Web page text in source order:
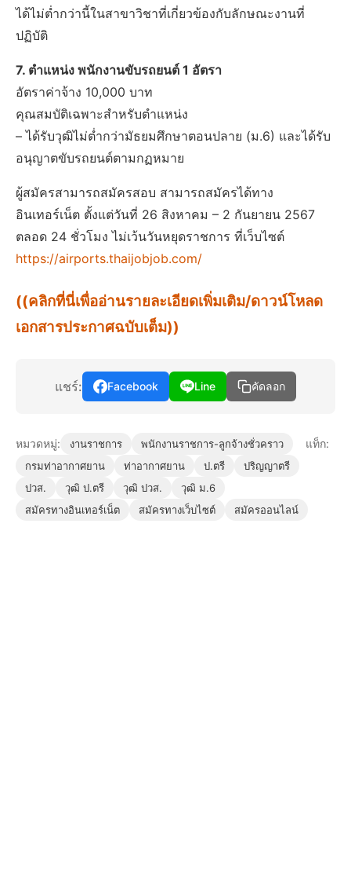
ได้ไม่ต่ำกว่านี้ในสาขาวิชาที่เกี่ยวข้องกับลักษณะงานที่
ปฏิบัติ
7. ตำแหน่ง พนักงานขับรถยนต์ 1 อัตรา
อัตราค่าจ้าง 10,000 บาท
คุณสมบัติเฉพาะสำหรับตำแหน่ง
– ได้รับวุฒิไม่ต่ำกว่ามัธยมศึกษาตอนปลาย (ม.6) และได้รับ
อนุญาตขับรถยนต์ตามกฏหมาย
ผู้สมัครสามารถสมัครสอบ สามารถสมัครได้ทาง
อินเทอร์เน็ต ตั้งแต่วันที่ 26 สิงหาคม – 2 กันยายน 2567
ตลอด 24 ชั่วโมง ไม่เว้นวันหยุดราชการ ที่เว็บไซต์
https://airports.thaijobjob.com/
((คลิกที่นี่เพื่ออ่านรายละเอียดเพิ่มเติม/ดาวน์โหลด
เอกสารประกาศฉบับเต็ม))
แชร์: Facebook Line คัดลอก
หมวดหมู่: งานราชการ พนักงานราชการ-ลูกจ้างชั่วคราว แท็ก:
กรมท่าอากาศยาน ท่าอากาศยาน ป.ตรี
ปริญญาตรี
ปวส.
วุฒิ ป.ตรี วุฒิ ปวส.
วุฒิ ม.6
สมัครทางอินเทอร์เน็ต
สมัครทางเว็บไซต์ สมัครออนไลน์